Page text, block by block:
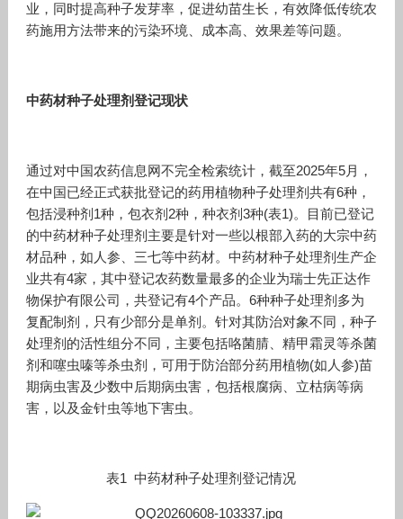
业，同时提高种子发芽率，促进幼苗生长，有效降低传统农
药施用方法带来的污染环境、成本高、效果差等问题。
中药材种子处理剂登记现状
通过对中国农药信息网不完全检索统计，截至2025年5月，
在中国已经正式获批登记的药用植物种子处理剂共有6种，
包括浸种剂1种，包衣剂2种，种衣剂3种(表1)。目前已登记
的中药材种子处理剂主要是针对一些以根部入药的大宗中药
材品种，如人参、三七等中药材。中药材种子处理剂生产企
业共有4家，其中登记农药数量最多的企业为瑞士先正达作
物保护有限公司，共登记有4个产品。6种种子处理剂多为
复配制剂，只有少部分是单剂。针对其防治对象不同，种子
处理剂的活性组分不同，主要包括咯菌腈、精甲霜灵等杀菌
剂和噻虫嗪等杀虫剂，可用于防治部分药用植物(如人参)苗
期病虫害及少数中后期病虫害，包括根腐病、立枯病等病
害，以及金针虫等地下害虫。
表1 中药材种子处理剂登记情况